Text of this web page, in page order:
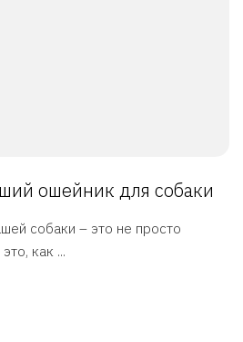
ошейник для собаки
собаки – это не просто
как ...